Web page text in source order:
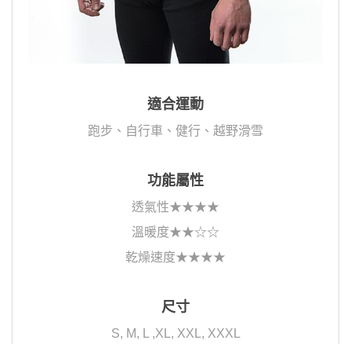
適合運動
跑步、自行車、健行、越野滑雪
功能屬性
透氣性★★★★
溫暖度★★☆☆
乾燥速度★★★★
尺寸
S, M, L ,XL, XXL, XXXL